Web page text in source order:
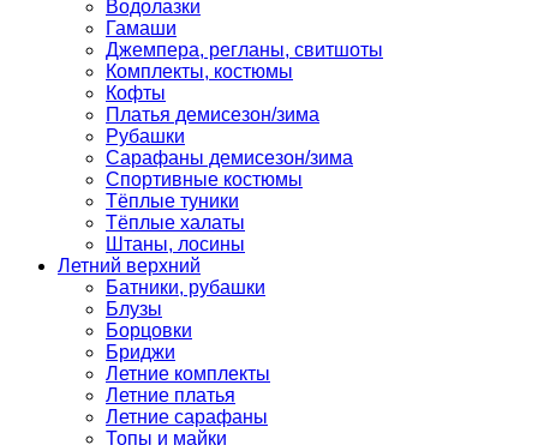
Водолазки
Гамаши
Джемпера, регланы, свитшоты
Комплекты, костюмы
Кофты
Платья демисезон/зима
Рубашки
Сарафаны демисезон/зима
Спортивные костюмы
Тёплые туники
Тёплые халаты
Штаны, лосины
Летний верхний
Батники, рубашки
Блузы
Борцовки
Бриджи
Летние комплекты
Летние платья
Летние сарафаны
Топы и майки